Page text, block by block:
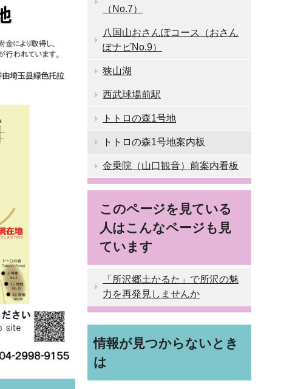
（No.7）
八国山おさんぽコース（おさん
ぽナビNo.9）
狭山湖
西武球場前駅
トトロの森1号地
トトロの森1号地案内板
金乗院（山口観音）前案内看板
このページを見ている
人はこんなページも見
ています
「所沢郷土かるた」で所沢の魅
力を再発見しませんか
情報が見つからないとき
は